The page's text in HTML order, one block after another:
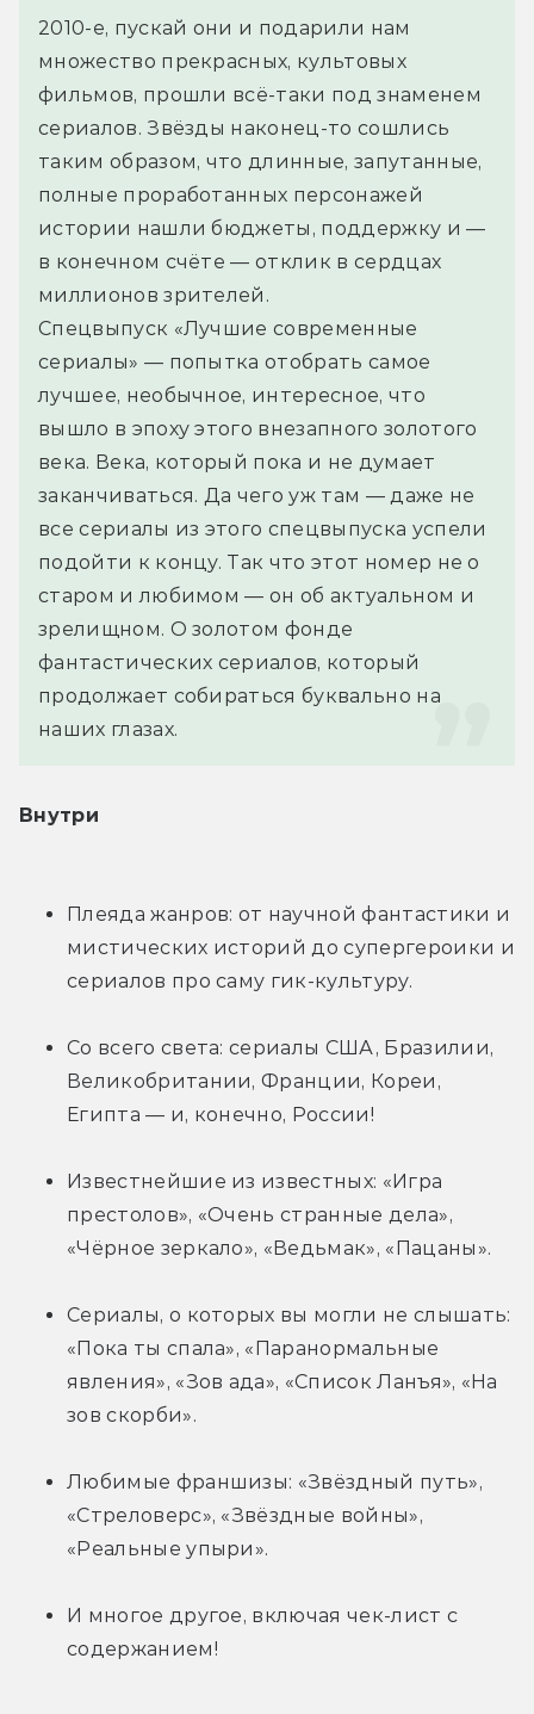
2010-е, пускай они и подарили нам
множество прекрасных, культовых
фильмов, прошли всё-таки под знаменем
сериалов. Звёзды наконец-то сошлись
таким образом, что длинные, запутанные,
полные проработанных персонажей
истории нашли бюджеты, поддержку и —
в конечном счёте — отклик в сердцах
миллионов зрителей.
Спецвыпуск «Лучшие современные
сериалы» — попытка отобрать самое
лучшее, необычное, интересное, что
вышло в эпоху этого внезапного золотого
века. Века, который пока и не думает
заканчиваться. Да чего уж там — даже не
все сериалы из этого спецвыпуска успели
подойти к концу. Так что этот номер не о
старом и любимом — он об актуальном и
зрелищном. О золотом фонде
фантастических сериалов, который
продолжает собираться буквально на
наших глазах.
Внутри
Плеяда жанров: от научной фантастики и
мистических историй до супергероики и
сериалов про саму гик-культуру.
Со всего света: сериалы США, Бразилии,
Великобритании, Франции, Кореи,
Египта — и, конечно, России!
Известнейшие из известных: «Игра
престолов», «Очень странные дела»,
«Чёрное зеркало», «Ведьмак», «Пацаны».
Сериалы, о которых вы могли не слышать:
«Пока ты спала», «Паранормальные
явления», «Зов ада», «Список Ланъя», «На
зов скорби».
Любимые франшизы: «Звёздный путь»,
«Стреловерс», «Звёздные войны»,
«Реальные упыри».
И многое другое, включая чек-лист с
содержанием!